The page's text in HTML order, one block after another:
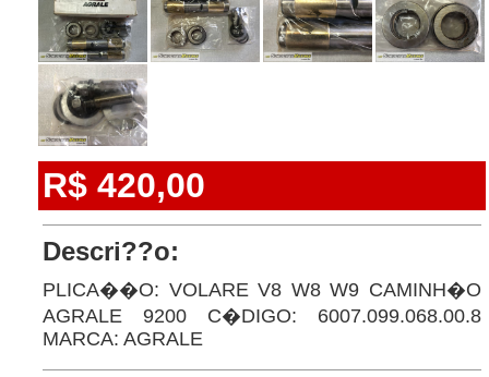
R$ 420,00
Descri??o:
PLICA��O: VOLARE V8 W8 W9 CAMINH�O
AGRALE 9200 C�DIGO: 6007.099.068.00.8
MARCA: AGRALE